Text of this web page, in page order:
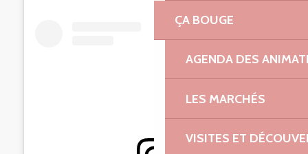
ÇA BOUGE
AGENDA DES
LES MARCHÉS
VISITES ET